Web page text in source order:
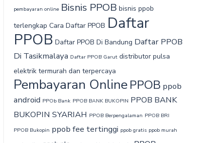
pembayaran online Bisnis PPOB bisnis ppob
terlengkap Cara Daftar PPOB Daftar
PPOB Daftar PPOB Di Bandung Daftar PPOB
Di Tasikmalaya Daftar PPOB Garut distributor pulsa
elektrik termurah dan terpercaya
Pembayaran OnlinePPOB ppob
android PPOb Bank PPOB BANK BUKOPIN PPOB BANK
BUKOPIN SYARIAH PPOB Berpengalaman PPOB BRI
PPOB Bukopin ppob fee tertinggi ppob gratis ppob murah